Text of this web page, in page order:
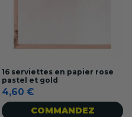
16 serviettes en papier rose
pastel et gold
4,60 €
COMMANDEZ